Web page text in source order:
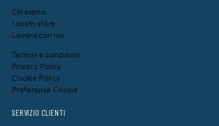
Chi siamo
I nostri store
Lavora con noi
Termini e condizioni
Privacy Policy
Cookie Policy
Preferenze Cookie
SERVIZIO CLIENTI